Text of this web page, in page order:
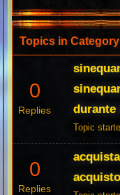
Topics in
0
Replies
durante
Topic
0
Replies